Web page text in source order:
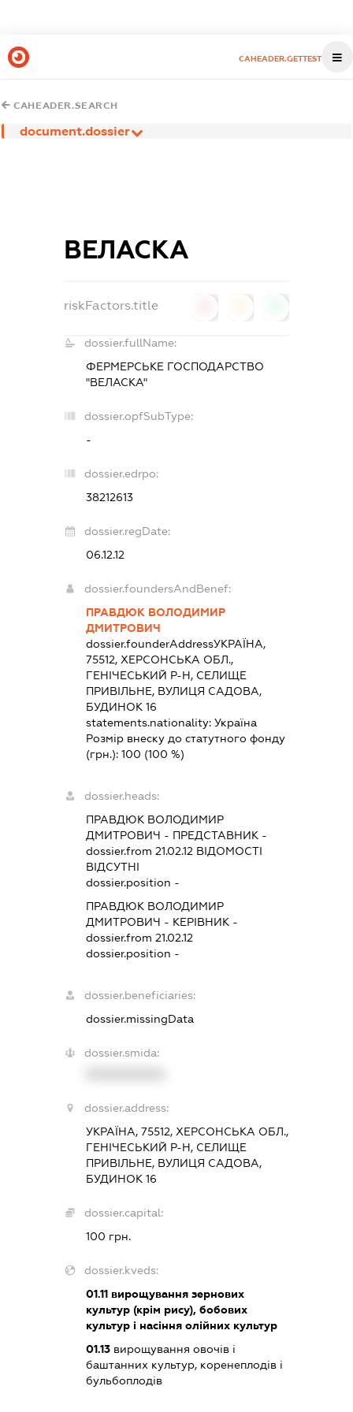
CAHEADER.GETTEST
CAHEADER.SEARCH
document.dossier
ВЕЛАСКА
riskFactors.title
dossier.fullName:
ФЕРМЕРСЬКЕ ГОСПОДАРСТВО
"ВЕЛАСКА"
dossier.opfSubType:
-
dossier.edrpo:
38212613
dossier.regDate:
06.12.12
dossier.foundersAndBenef:
ПРАВДЮК ВОЛОДИМИР
ДМИТРОВИЧ
dossier.founderAddressУКРАЇНА,
75512, ХЕРСОНСЬКА ОБЛ.,
ГЕНІЧЕСЬКИЙ Р-Н, СЕЛИЩЕ
ПРИВІЛЬНЕ, ВУЛИЦЯ САДОВА,
БУДИНОК 16
statements.nationality:Україна
Розмір внеску до статутного фонду
(грн.):100 (100 %)
dossier.heads:
ПРАВДЮК ВОЛОДИМИР
ДМИТРОВИЧ - ПРЕДСТАВНИК -
dossier.from 21.02.12 ВІДОМОСТІ
ВІДСУТНІ
dossier.position -
ПРАВДЮК ВОЛОДИМИР
ДМИТРОВИЧ - КЕРІВНИК -
dossier.from 21.02.12
dossier.position -
dossier.beneficiaries:
dossier.missingData
dossier.smida:
dossier.address:
УКРАЇНА, 75512, ХЕРСОНСЬКА ОБЛ.,
ГЕНІЧЕСЬКИЙ Р-Н, СЕЛИЩЕ
ПРИВІЛЬНЕ, ВУЛИЦЯ САДОВА,
БУДИНОК 16
dossier.capital:
100 грн.
dossier.kveds:
01.11 вирощування зернових
культур (крім рису), бобових
культур і насіння олійних культур
01.13 вирощування овочів і
баштанних культур, коренеплодів і
бульбоплодів